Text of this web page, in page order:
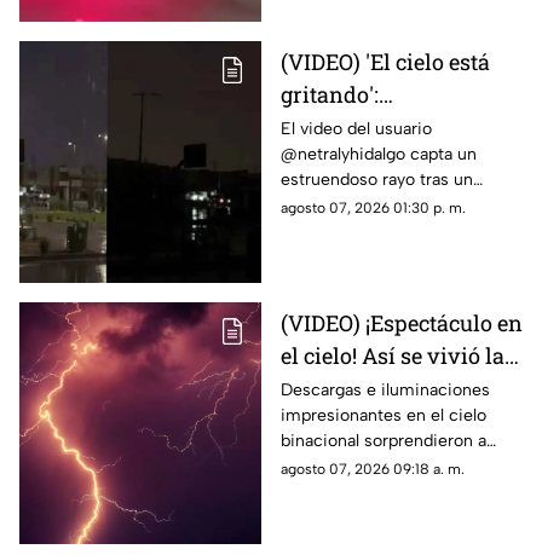
(VIDEO) 'El cielo está
gritando':
Impresionante sonido
durante un trueno en
Ciudad Juárez causa
asombro
El video del usuario
@netralyhidalgo capta un
estruendoso rayo tras un
momento de calma,
agosto 07, 2026 01:30 p. m.
(VIDEO) ¡Espectáculo en
el cielo! Así se vivió la
tormenta eléctrica de
este jueves en Ciudad
Juárez
Descargas e iluminaciones
impresionantes en el cielo
binacional sorprendieron a
residentes de Ciudad Juárez y
agosto 07, 2026 09:18 a. m.